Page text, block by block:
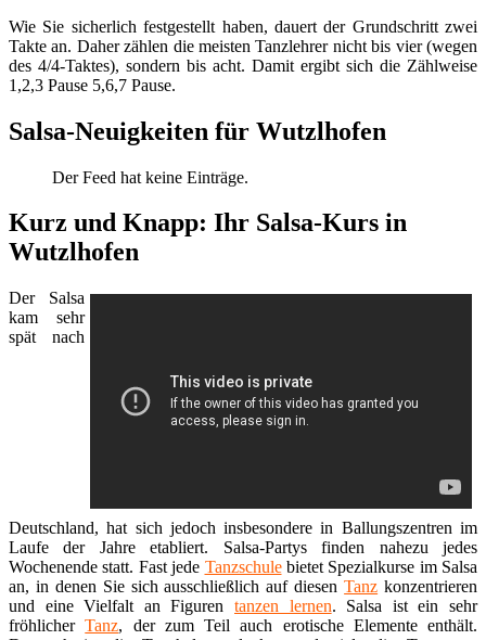
Wie Sie sicherlich festgestellt haben, dauert der Grundschritt zwei
Takte an. Daher zählen die meisten Tanzlehrer nicht bis vier (wegen
des 4/4-Taktes), sondern bis acht. Damit ergibt sich die Zählweise
1,2,3 Pause 5,6,7 Pause.
Salsa-Neuigkeiten für Wutzlhofen
Der Feed hat keine Einträge.
Kurz und Knapp: Ihr Salsa-Kurs in
Wutzlhofen
Der Salsa
kam sehr
spät nach
Deutschland, hat sich jedoch insbesondere in Ballungszentren im
Laufe der Jahre etabliert. Salsa-Partys finden nahezu jedes
Wochenende statt. Fast jede Tanzschulebietet Spezialkurse im Salsa
an, in denen Sie sich ausschließlich auf diesenTanz konzentrieren
und eine Vielfalt an Figuren tanzen lernen. Salsa ist ein sehr
fröhlicherTanz, der zum Teil auch erotische Elemente enthält.